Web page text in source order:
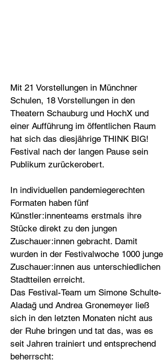
Mit 21 Vorstellungen in Münchner
Schulen, 18 Vorstellungen in den
Theatern Schauburg und HochX und
einer Aufführung im öffentlichen Raum
hat sich das diesjährige THINK BIG!
Festival nach der langen Pause sein
Publikum zurückerobert.
In individuellen pandemiegerechten
Formaten haben fünf
Künstler:innenteams erstmals ihre
Stücke direkt zu den jungen
Zuschauer:innen gebracht. Damit
wurden in der Festivalwoche 1000 junge
Zuschauer:innen aus unterschiedlichen
Stadtteilen erreicht.
Das Festival-Team um Simone Schulte-
Aladağ und Andrea Gronemeyer ließ
sich in den letzten Monaten nicht aus
der Ruhe bringen und tat das, was es
seit Jahren trainiert und entsprechend
beherrscht: